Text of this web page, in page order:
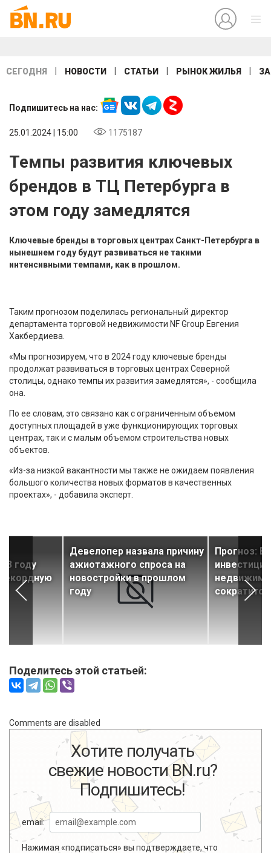
СЕГОДНЯ НОВОСТИ СТАТЬИ РЫНОК ЖИЛЬЯ
Подпишитесь на нас:
25.01.2024 | 15:00 1175187
Темпы развития ключевых
брендов в ТЦ Петербурга в
этом году замедлятся
Ключевые бренды в торговых центрах Санкт-Петербурга в
нынешнем году будут развиваться не такими
интенсивными темпами, как в прошлом.
Таким прогнозом поделилась региональный директор
департамента торговой недвижимости NF Group Евгения
Хакбердиева.
«Мы прогнозируем, что в 2024 году ключевые бренды
продолжат развиваться в торговых центрах Северной
столицы, однако темпы их развития замедлятся», - сообщила
она.
По ее словам, это связано как с ограниченным объемом
доступных площадей в уже функционирующих торговых
центрах, так и с малым объемом строительства новых
объектов.
«Из-за низкой вакантности мы также не ожидаем появления
большого количества новых форматов в качественных
проектах», - добавила эксперт.
году
Девелопер назвала причину
ажиотажного спроса на
новостройки в прошлом
году
Прогноз: В
сократится
Поделитесь этой статьей:
Comments are disabled
Хотите получать
свежие новости BN.ru?
Подпишитесь!
email:
Нажимая «подписаться» вы подтверждаете, что